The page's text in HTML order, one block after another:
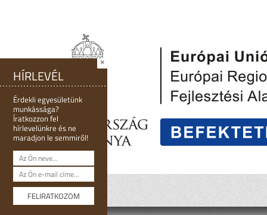
HÍRLEVÉL
Érdekli egyesületünk
munkássága?
Íratkozzon fel
hírlevelünkre és ne
maradjon le semmiről!
×